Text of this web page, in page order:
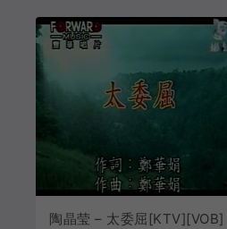
陶晶莹 – 太委屈[KTV][VOB]